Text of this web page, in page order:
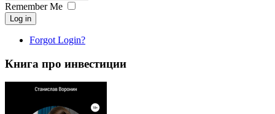
Remember Me
Log in
Forgot Login?
Книга про инвестиции